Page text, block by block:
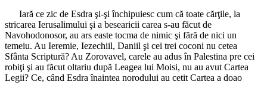
Iară ce zic de Esdra şi-şi închipuiesc cum că toate cărţile, la
stricarea Ierusalimului şi a besearicii carea s-au făcut de
Navohodonosor, au ars easte tocma de nimic şi fără de nici un
temeiu. Au Ieremie, Iezechiil, Daniil şi cei trei coconi nu cetea
Sfânta Scriptură? Au Zorovavel, carele au adus în Palestina pre cei
robiţi şi au făcut oltariu după Leagea lui Moisi, nu au avut Cartea
Legii? Ce, când Esdra înaintea norodului au cetit Cartea a doao